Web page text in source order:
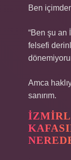
Ben
“Ben şu an
felsefi
Amca
sanırım.